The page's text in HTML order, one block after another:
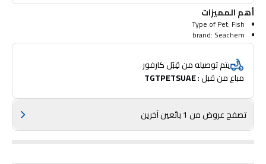
أهم المميزات
Type of Pet: Fish
brand: Seachem
يتم توصيله من قِبَل كارفور
مباع من قبل : TGTPETSUAE
تصفح عروض من 1 بائعين آخرين